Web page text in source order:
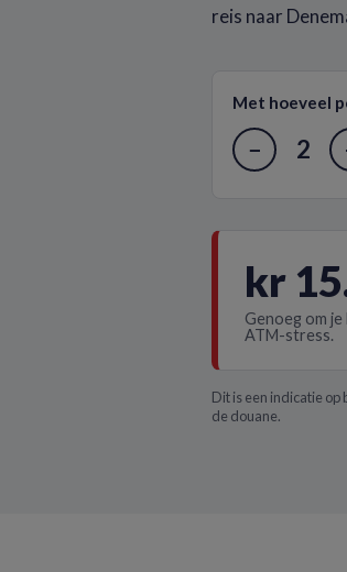
reis naar
Met hoeveel
− 2
kr
Genoeg om
ATM-stress.
Dit is een indicatie op
de douane.